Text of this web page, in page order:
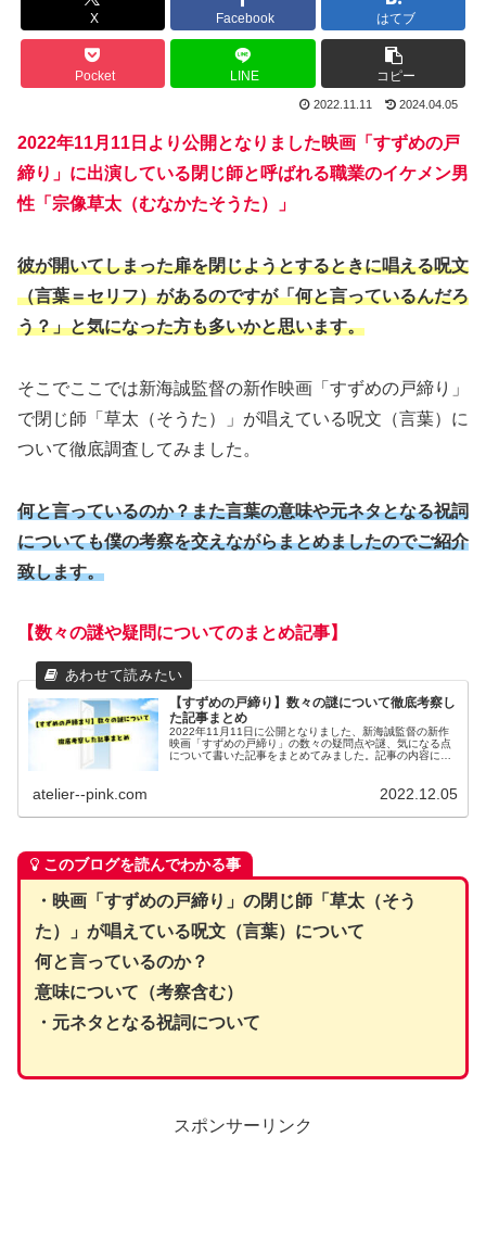
X Facebook はてブ
Pocket LINE コピー
2022.11.11 2024.04.05
2022年11月11日より公開となりました映画「すずめの戸
締り」に出演している閉じ師と呼ばれる職業のイケメン男
性「宗像草太（むなかたそうた）」
彼が開いてしまった扉を閉じようとするときに唱える呪文
（言葉＝セリフ）があるのですが「何と言っているんだろ
う？」と気になった方も多いかと思います。
そこでここでは新海誠監督の新作映画「すずめの戸締り」
で閉じ師「草太（そうた）」が唱えている呪文（言葉）に
ついて徹底調査してみました。
何と言っているのか？また言葉の意味や元ネタとなる祝詞
についても僕の考察を交えながらまとめましたのでご紹介
致します。
【数々の謎や疑問についてのまとめ記事】
【すずめの戸締り】数々の謎について徹底考察し
た記事まとめ
2022年11月11日に公開となりました、新海誠監督の新作
映画「すずめの戸締り」の数々の疑問点や謎、気になる点
について書いた記事をまとめてみました。記事の内容につ
atelier--pink.com 2022.12.05
このブログを読んでわかる事
・映画「すずめの戸締り」の閉じ師「草太（そう
た）」が唱えている呪文（言葉）について
何と言っているのか？
意味について（考察含む）
・元ネタとなる祝詞について
スポンサーリンク